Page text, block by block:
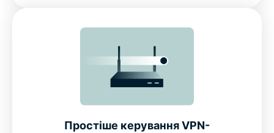
Простіше керування VPN-